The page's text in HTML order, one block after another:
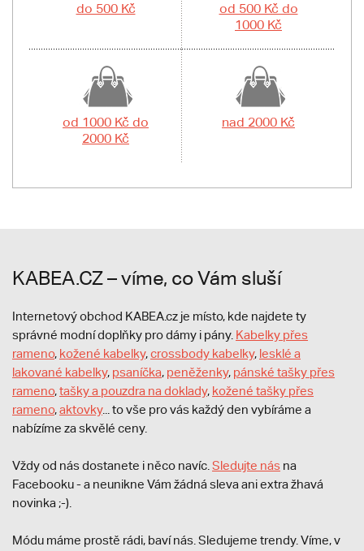
do 500 Kč
od 500 Kč do
1000 Kč
od 1000 Kč do
2000 Kč
nad 2000 Kč
KABEA.CZ – víme, co Vám sluší
Internetový obchod KABEA.cz je místo, kde najdete ty
správné modní doplňky pro dámy i pány. Kabelky přes
rameno, kožené kabelky,crossbody kabelky, lesklé a
lakované kabelky, psaníčka, peněženky, pánské tašky přes
rameno,tašky a pouzdra na doklady, kožené tašky přes
rameno,aktovky... to vše pro vás každý den vybíráme a
nabízíme za skvělé ceny.
Vždy od nás dostanete i něco navíc. Sledujte nás na
Facebooku - a neunikne Vám žádná sleva ani extra žhavá
novinka ;-).
Módu máme prostě rádi, baví nás. Sledujeme trendy. Víme, v